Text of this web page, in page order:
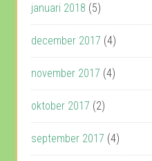
januari 2018 (5)
december 2017 (4)
november 2017 (4)
oktober 2017 (2)
september 2017 (4)